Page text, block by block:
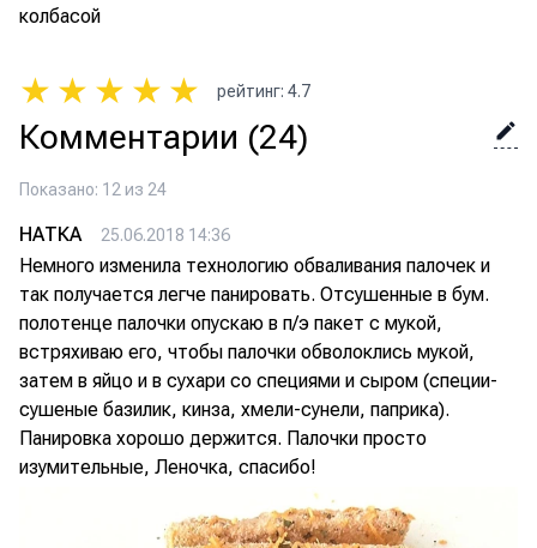
колбасой
★ ★ ★ ★ ★ рейтинг: 4.7
Комментарии (24)
Показано: 12 из 24
НАТКА 25.06.2018 14:36
Немного изменила технологию обваливания палочек и
так получается легче панировать. Отсушенные в бум.
полотенце палочки опускаю в п/э пакет с мукой,
встряхиваю его, чтобы палочки обволоклись мукой,
затем в яйцо и в сухари со специями и сыром (специи-
сушеные базилик, кинза, хмели-сунели, паприка).
Панировка хорошо держится. Палочки просто
изумительные, Леночка, спасибо!